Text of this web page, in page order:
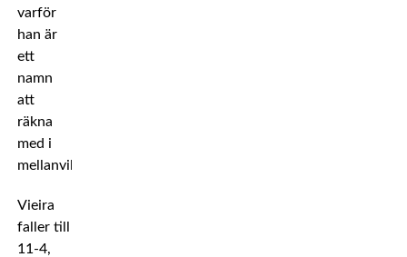
varför
han är
ett
namn
att
räkna
med i
mellanvikt.
Vieira
faller till
11-4,